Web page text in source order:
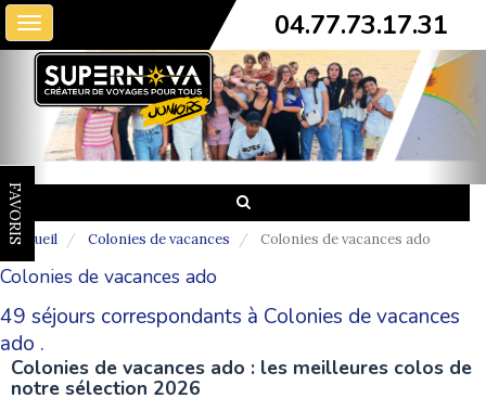
Toggle
navigation
04.77.73.17.31
FAVORIS
Accueil Colonies de vacances Colonies de vacances ado
Colonies de vacances ado
49 séjours correspondants à Colonies de vacances
ado .
Colonies de vacances ado : les meilleures colos de
notre sélection 2026